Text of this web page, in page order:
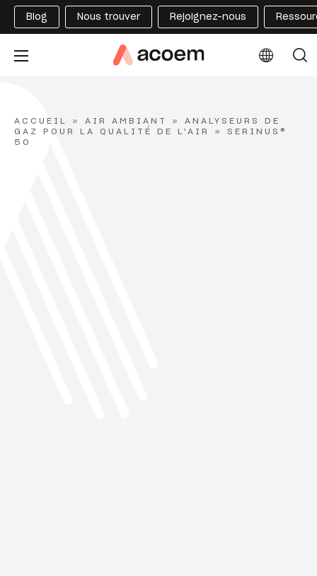
Blog Nous trouver Rejoignez-nous
ACCUEIL » AIR AMBIANT » ANALYSEURS DE
GAZ POUR LA QUALITÉ DE L'AIR
» SERINUS®
50